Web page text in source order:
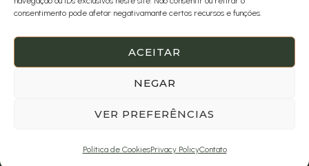
consentimento pode afetar negativamante certos recursos e funções.
ACEITAR
NEGAR
VER PREFERÊNCIAS
Política de CookiesPrivacy PolicyContato
© 2026 Tramas & Texturas ®